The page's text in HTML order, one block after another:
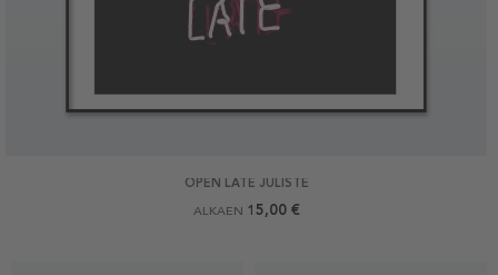
OPEN LATE JULISTE
ALKAEN 15,00 €